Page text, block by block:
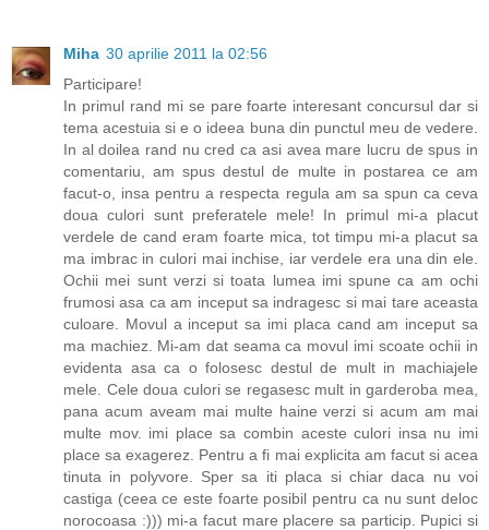
Miha 30 aprilie 2011 la 02:56
Participare!
In primul rand mi se pare foarte interesant concursul dar si
tema acestuia si e o ideea buna din punctul meu de vedere.
In al doilea rand nu cred ca asi avea mare lucru de spus in
comentariu, am spus destul de multe in postarea ce am
facut-o, insa pentru a respecta regula am sa spun ca ceva
doua culori sunt preferatele mele! In primul mi-a placut
verdele de cand eram foarte mica, tot timpu mi-a placut sa
ma imbrac in culori mai inchise, iar verdele era una din ele.
Ochii mei sunt verzi si toata lumea imi spune ca am ochi
frumosi asa ca am inceput sa indragesc si mai tare aceasta
culoare. Movul a inceput sa imi placa cand am inceput sa
ma machiez. Mi-am dat seama ca movul imi scoate ochii in
evidenta asa ca o folosesc destul de mult in machiajele
mele. Cele doua culori se regasesc mult in garderoba mea,
pana acum aveam mai multe haine verzi si acum am mai
multe mov. imi place sa combin aceste culori insa nu imi
place sa exagerez. Pentru a fi mai explicita am facut si acea
tinuta in polyvore. Sper sa iti placa si chiar daca nu voi
castiga (ceea ce este foarte posibil pentru ca nu sunt deloc
norocoasa :))) mi-a facut mare placere sa particip. Pupici si